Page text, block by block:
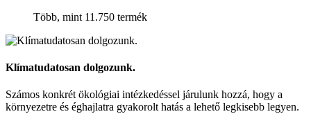
Több, mint 11.750 termék
Klímatudatosan dolgozunk.
Számos konkrét ökológiai intézkedéssel járulunk hozzá, hogy a
környezetre és éghajlatra gyakorolt hatás a lehető legkisebb legyen.